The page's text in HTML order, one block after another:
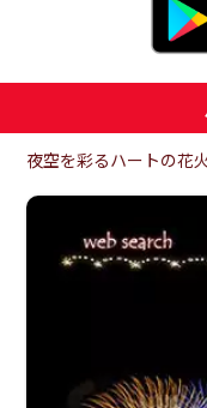
夜空を彩るハートの花